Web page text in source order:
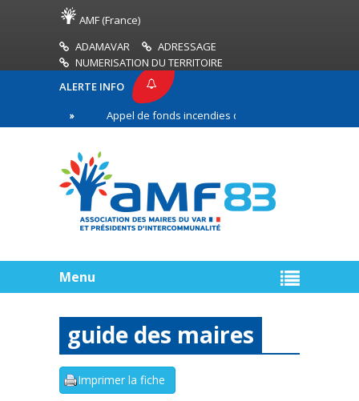
AMF (France)
ADAMAVAR
ADRESSAGE
NUMERISATION DU TERRITOIRE
ALERTE INFO
Appel de fonds incendies de forêt
ligne
Menu
guide des maires